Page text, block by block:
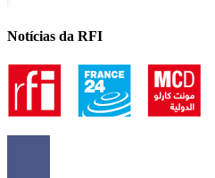
Notícias da RFI